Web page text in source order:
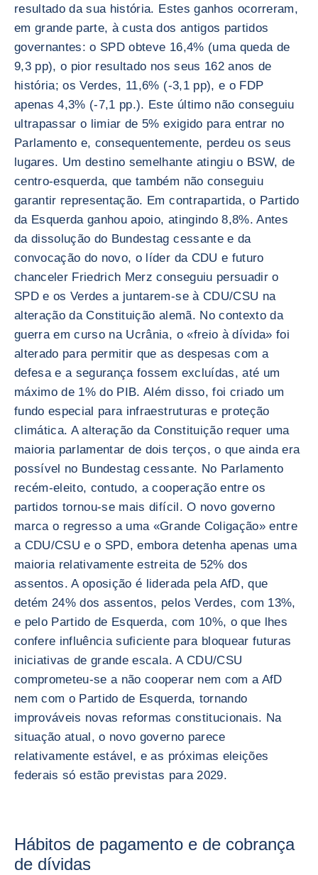
resultado da sua história. Estes ganhos ocorreram,
em grande parte, à custa dos antigos partidos
governantes: o SPD obteve 16,4% (uma queda de
9,3 pp), o pior resultado nos seus 162 anos de
história; os Verdes, 11,6% (-3,1 pp), e o FDP
apenas 4,3% (-7,1 pp.). Este último não conseguiu
ultrapassar o limiar de 5% exigido para entrar no
Parlamento e, consequentemente, perdeu os seus
lugares. Um destino semelhante atingiu o BSW, de
centro-esquerda, que também não conseguiu
garantir representação. Em contrapartida, o Partido
da Esquerda ganhou apoio, atingindo 8,8%. Antes
da dissolução do Bundestag cessante e da
convocação do novo, o líder da CDU e futuro
chanceler Friedrich Merz conseguiu persuadir o
SPD e os Verdes a juntarem-se à CDU/CSU na
alteração da Constituição alemã. No contexto da
guerra em curso na Ucrânia, o «freio à dívida» foi
alterado para permitir que as despesas com a
defesa e a segurança fossem excluídas, até um
máximo de 1% do PIB. Além disso, foi criado um
fundo especial para infraestruturas e proteção
climática. A alteração da Constituição requer uma
maioria parlamentar de dois terços, o que ainda era
possível no Bundestag cessante. No Parlamento
recém-eleito, contudo, a cooperação entre os
partidos tornou-se mais difícil. O novo governo
marca o regresso a uma «Grande Coligação» entre
a CDU/CSU e o SPD, embora detenha apenas uma
maioria relativamente estreita de 52% dos
assentos. A oposição é liderada pela AfD, que
detém 24% dos assentos, pelos Verdes, com 13%,
e pelo Partido de Esquerda, com 10%, o que lhes
confere influência suficiente para bloquear futuras
iniciativas de grande escala. A CDU/CSU
comprometeu-se a não cooperar nem com a AfD
nem com o Partido de Esquerda, tornando
improváveis novas reformas constitucionais. Na
situação atual, o novo governo parece
relativamente estável, e as próximas eleições
federais só estão previstas para 2029.
Hábitos de pagamento e de cobrança
de dívidas